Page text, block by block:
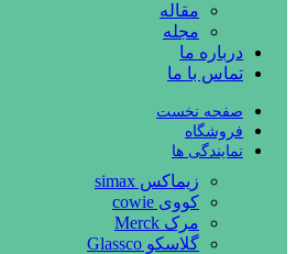
مقاله
مجله
درباره ما
تماس با ما
صفحه نخست
فروشگاه
نمایندگی ها
زیماکس simax
کووی cowie
مرک Merck
گلاسکو Glassco